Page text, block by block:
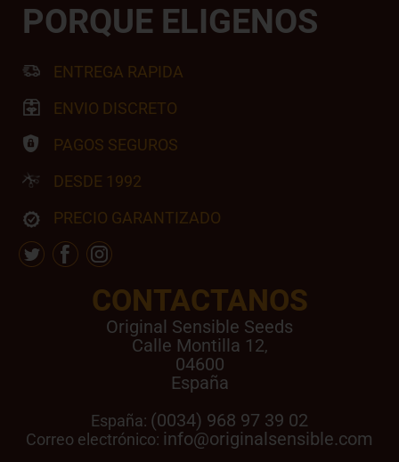
CONTACTANOS
Original Sensible Seeds
Calle Montilla 12,
04600
España
España: (0034) 968 97 39 02
Correo electrónico: info@originalsensible.com
PORQUE ELIGENOS
ENTREGA RAPIDA
ENVIO DISCRETO
PAGOS SEGUROS
DESDE 1992
PRECIO GARANTIZADO